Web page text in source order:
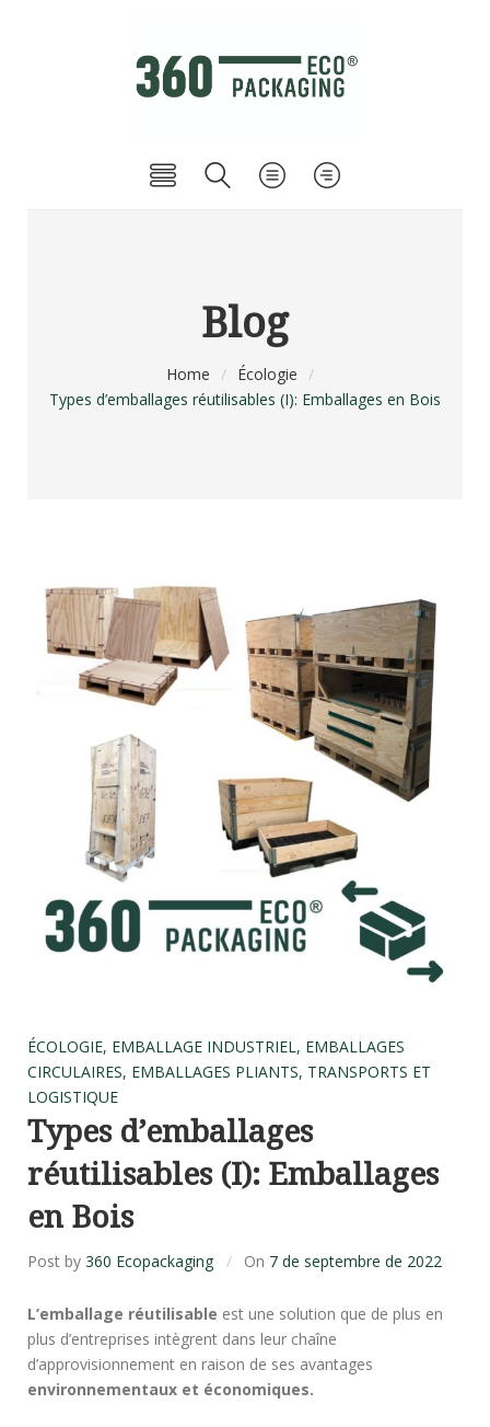
Blog
Home / Écologie /
Types d’emballages réutilisables (I): Emballages en Bois
ÉCOLOGIE, EMBALLAGE INDUSTRIEL, EMBALLAGES
CIRCULAIRES, EMBALLAGES PLIANTS, TRANSPORTS ET
LOGISTIQUE
Types d’emballages
réutilisables (I): Emballages
en Bois
Post by 360 Ecopackaging On 7 de septembre de 2022
L’emballage réutilisable est une solution que de plus en
plus d’entreprises intègrent dans leur chaîne
d’approvisionnement en raison de ses avantages
environnementaux et économiques.